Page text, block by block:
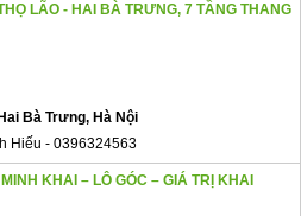
LÃO - HAI BÀ TRƯNG, 7 TẦNG THANG
Bà Trưng, Hà Nội
Hiếu - 0396324563
KHAI – LÔ GÓC – GIÁ TRỊ KHAI